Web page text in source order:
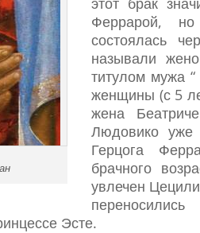
Феррарой,
состоялась
называли
титулом мужа
женщины (с 5
жена
Людовико
Герцога
брачного
увлечен
Эсте.